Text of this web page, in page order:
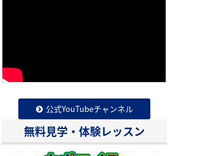
公式YouTubeチャンネル
無料見学・体験レッスン